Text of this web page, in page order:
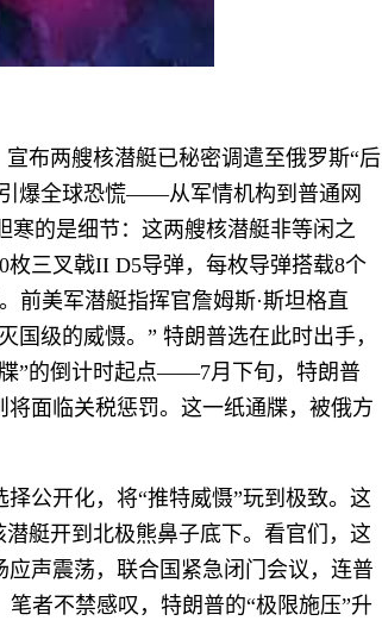
布两艘核潜艇已秘密调遣至俄罗斯“后
爆全球恐慌——从军情机构到普通网
寒的是细节：这两艘核潜艇非等闲之
三叉戟II D5导弹，每枚导弹搭载8个
前美军潜艇指挥官詹姆斯·斯坦格直
级的威慑。” 特朗普选在此时出手，
”的倒计时起点——7月下旬，特朗普
面临关税惩罚。这一纸通牒，被俄方
公开化，将“推特威慑”玩到极致。这
艇开到北极熊鼻子底下。看官们，这
声震荡，联合国紧急闭门会议，连普
者不禁感叹，特朗普的“极限施压”升